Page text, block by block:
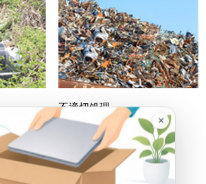
不適切処理
詳しくは総務省HPへ >
×